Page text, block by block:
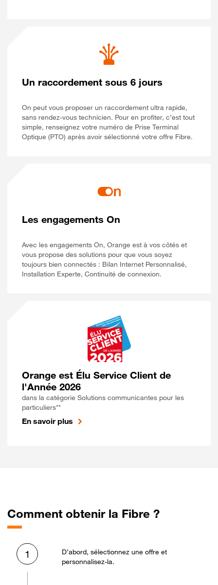
Un raccordement sous 6 jours
On peut vous proposer un raccordement ultra rapide,
sans rendez-vous technicien. Pour en profiter, c’est tout
simple, renseignez votre numéro de Prise Terminal
Optique (PTO) après avoir sélectionné votre offre Fibre.
Les engagements On
Avec les engagements On, Orange est à vos côtés et
vous propose des solutions pour que vous soyez
toujours bien connectés : Bilan Internet Personnalisé,
Installation Experte, Continuité de connexion.
Orange est Élu Service Client de
l'Année 2026
dans la catégorie Solutions communicantes pour les
particuliers**
En savoir plus
Comment obtenir la Fibre ?
1
D’abord, sélectionnez une offre et
personnalisez-la.